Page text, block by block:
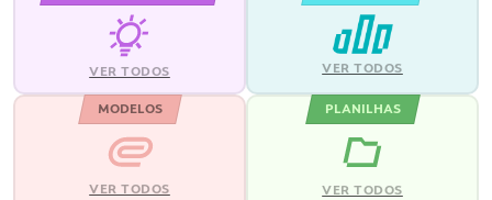
VER TODOS VER TODOS
MODELOS
VER TODOS
PLANILHAS
VER TODOS